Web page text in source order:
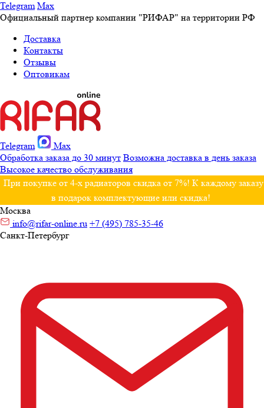
Telegram Max
Официальный партнер компании "РИФАР" на территории РФ
Доставка
Контакты
Отзывы
Оптовикам
Telegram
Max
Обработка заказа до 30 минут Возможна доставка в день заказа
Высокое качество обслуживания
При покупке от 4-х радиаторов скидка от 7%! К каждому заказу
в подарок комплектующие или скидка!
Москва
info@rifar-online.ru +7 (495) 785-35-46
Санкт-Петербург